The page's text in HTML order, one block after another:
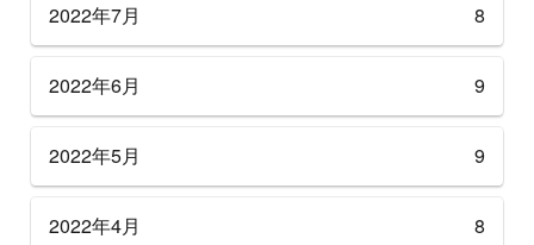
2022年7月 8
2022年6月 9
2022年5月 9
2022年4月 8